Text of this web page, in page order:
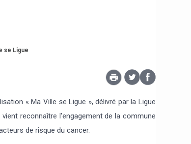
se Ligue
« Ma Ville se Ligue », délivré par la Ligue
reconnaître l’engagement de la commune
de risque du cancer.